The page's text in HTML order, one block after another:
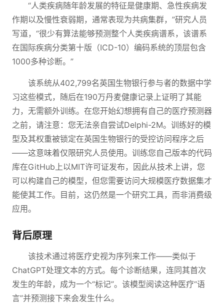
“人类疾病随年龄发展的特征是健康期、急性疾病发
作期以及慢性衰弱期，通常表现为共病集群，”研究人员
写道，“很少有算法能够预测整个人类疾病谱系，该谱系
在国际疾病分类第十版（ICD-10）编码系统的顶层包含
1000多种诊断。”
该系统从402,799名英国生物银行参与者的数据中学
习这些模式，随后在190万丹麦健康记录上证明了其能
力，无需额外训练。在您开始幻想拥有自己的医疗预测器
之前，请注意：您无法亲自尝试Delphi-2M。训练好的模
型及其权重被锁定在英国生物银行的受控访问程序之后
——这意味着仅限研究人员使用。训练您自己版本的代码
库在GitHub上以MIT许可证发布，因此从技术上讲，您
可以构建自己的模型，但您需要访问大规模医疗数据集才
能使其工作。目前，这仍然是一个研究工具，而非消费级
应用。
背后原理
该技术通过将医疗史视为序列来工作——类似于
ChatGPT处理文本的方式。每个诊断结果，连同其首次
发生的年龄，成为一个“标记”。该模型阅读这种医疗“语
言”并预测接下来会发生什么。